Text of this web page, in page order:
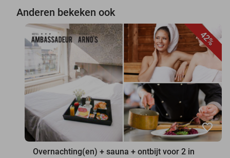
Anderen bekeken ook
42%
favorite_border
Overnachting(en) + sauna + ontbijt voor 2 in